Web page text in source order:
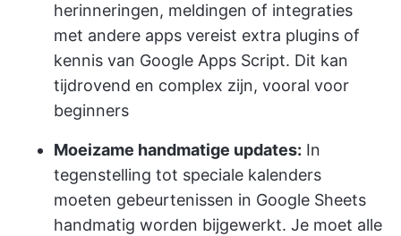
herinneringen, meldingen of integraties
met andere apps vereist extra plugins of
kennis van Google Apps Script. Dit kan
tijdrovend en complex zijn, vooral voor
beginners
Moeizame handmatige updates: In
tegenstelling tot speciale kalenders
moeten gebeurtenissen in Google Sheets
handmatig worden bijgewerkt. Je moet alle